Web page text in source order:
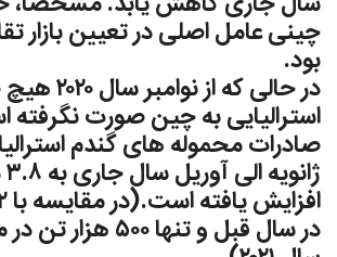
چینی عامل اصلى در تعيين بازار
بود.
در حالی که
استرالیایی به چین صورت نگرفته
صادرات محموله هاى گندم
در سال قبل و تنها